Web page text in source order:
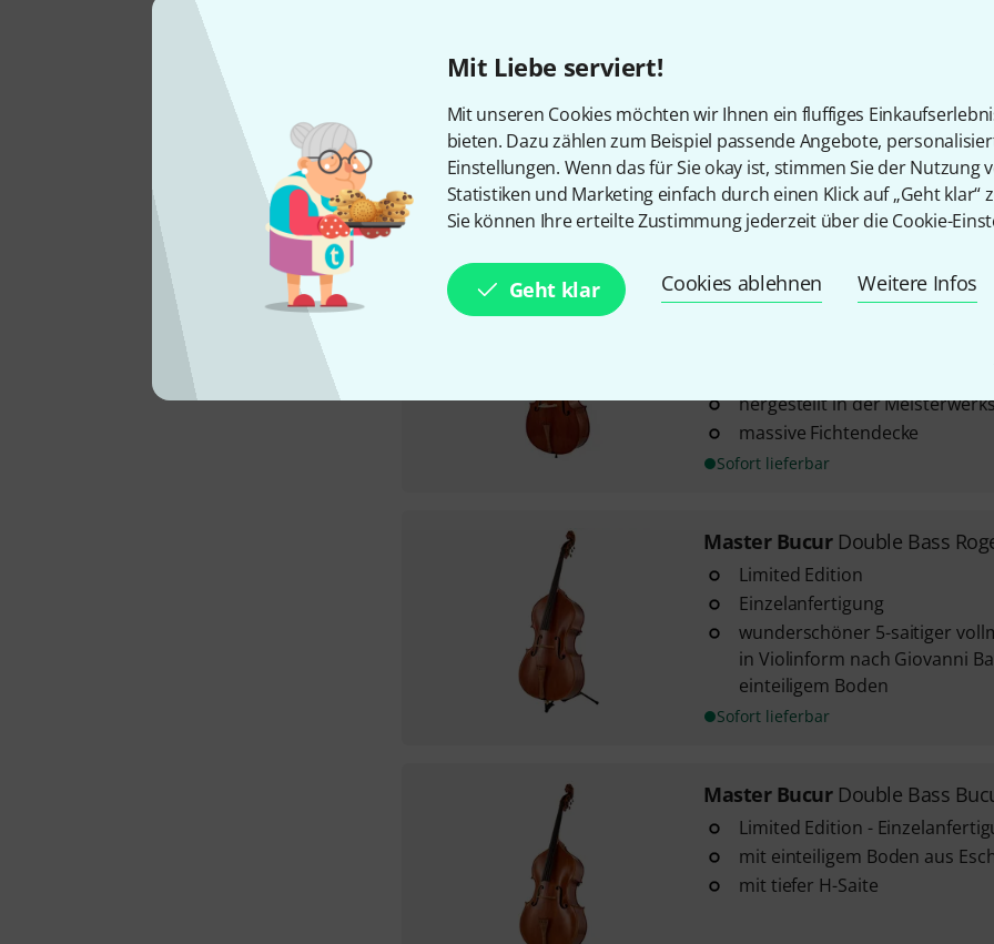
Mit Liebe serviert!
Mit unseren Cookies möchten wir Ihnen ein fluffiges
bieten. Dazu zählen zum Beispiel passende Angebote,
Einstellungen. Wenn das für Sie okay ist, stimmen Sie der Nutzung
Statistiken und Marketing einfach durch einen Klick auf „Geht klar“
Sie können Ihre erteilte Zustimmung jederzeit über die Cookie-
Geht klar Cookies ablehnen Weitere Infos
schöner vollmassiver
Giovanni Battista Rogeri
hergestellt in der
Sofort lieferbar
Scala Vilagio Double Bass
vollmassiver Kontrabass in
hergestellt in der
massive Fichtendecke
Sofort lieferbar
Master Bucur Double Bass
Limited Edition
Einzelanfertigung
wunderschöner 5-saitiger
in Violinform nach Giovanni
einteiligem Boden
Sofort lieferbar
Master Bucur Double Bass
Limited Edition -
mit einteiligem Boden aus
mit tiefer H-Saite